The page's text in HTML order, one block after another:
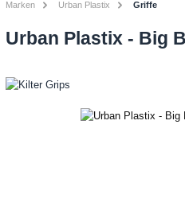
Marken Urban Plastix Griffe
Urban Plastix - Big